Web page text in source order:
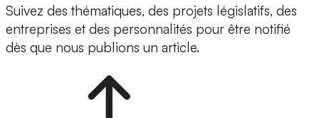
Suivez des thématiques, des projets législatifs, des
entreprises et des personnalités pour être notifié
dès que nous publions un article.